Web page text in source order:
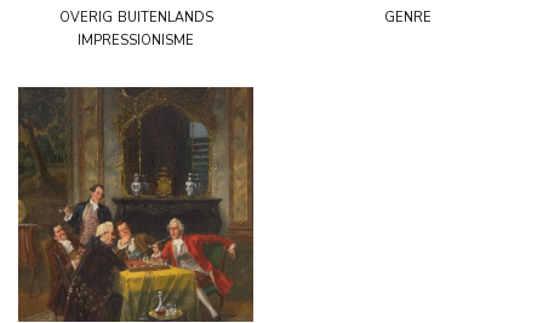
overig buitenlands
impressionisme
genre